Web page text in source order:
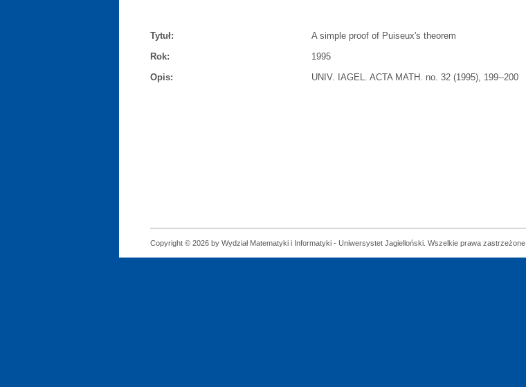
Tytuł:
A simple proof of Puiseux's theorem
Rok:
1995
Opis:
UNIV. IAGEL. ACTA MATH. no. 32 (1995), 199--200
Copyright © 2026 by Wydział Matematyki i Informatyki - Uniwersystet Jagielloński. Wszelkie prawa zastrzeżone.